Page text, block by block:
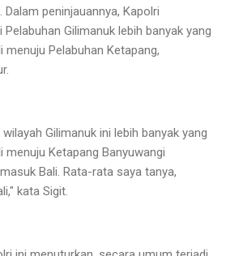
peninjauannya, Kapolri
Gilimanuk lebih banyak yang
menuju Pelabuhan Ketapang,
Gilimanuk ini lebih banyak yang
menuju Ketapang Banyuwangi
Bali. Rata-rata saya tanya,
kata Sigit.